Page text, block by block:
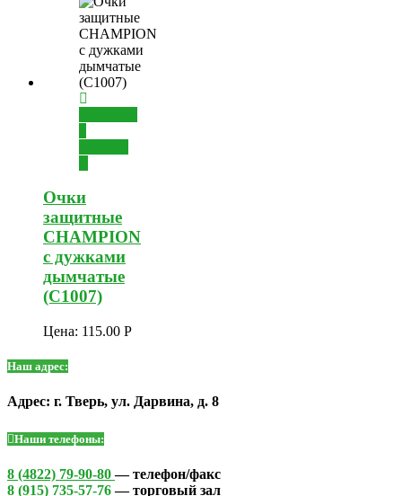
Очки
защитные
CHAMPION
с дужками
дымчатые
(C1007)
Цена: 115.00 Р
Наш адрес:
Адрес: г. Тверь, ул. Дарвина, д. 8
Наши телефоны:
8 (4822) 79-90-80— телефон/факс
8 (915) 735-57-76— торговый зал